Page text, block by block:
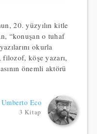
20. yüzyılın kitle
“konuşan o tuhaf
okurla
filozof, köşe yazarı,
önemli aktörü
Umberto Eco
3 Kitap